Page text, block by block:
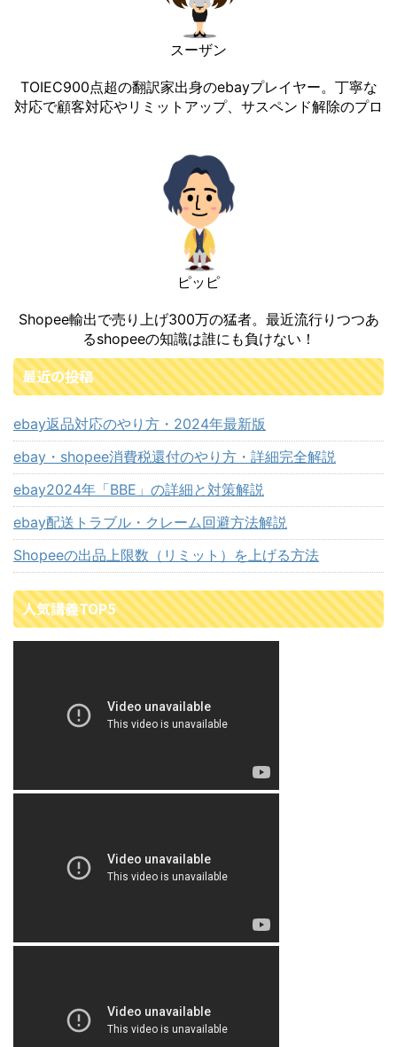
スーザン
TOIEC900点超の翻訳家出身のebayプレイヤー。丁寧な
対応で顧客対応やリミットアップ、サスペンド解除のプロ
ピッピ
Shopee輸出で売り上げ300万の猛者。最近流行りつつあ
るshopeeの知識は誰にも負けない！
最近の投稿
ebay返品対応のやり方・2024年最新版
ebay・shopee消費税還付のやり方・詳細完全解説
ebay2024年「BBE」の詳細と対策解説
ebay配送トラブル・クレーム回避方法解説
Shopeeの出品上限数（リミット）を上げる方法
人気講義TOP5